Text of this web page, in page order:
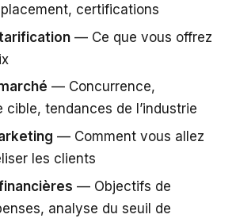
certifications
— Ce que vous offrez
— Concurrence,
cible, tendances de l’industrie
— Comment vous allez
les clients
— Objectifs de
analyse du seuil de